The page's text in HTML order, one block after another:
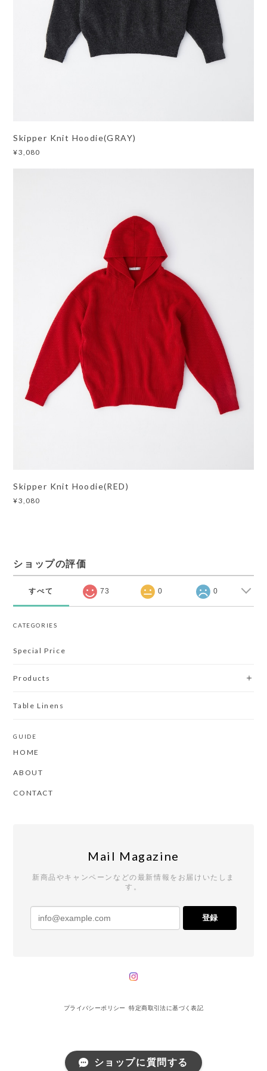
Skipper Knit Hoodie(GRAY)
¥3,080
Skipper Knit Hoodie(RED)
¥3,080
ショップの評価
すべて 73 0 0
CATEGORIES
Special Price
Products
Table Linens
GUIDE
HOME
ABOUT
CONTACT
Mail Magazine
新商品やキャンペーンなどの最新情報をお届けいたしま
す。
登録
プライバシーポリシー 特定商取引法に基づく表記
ショップに質問する